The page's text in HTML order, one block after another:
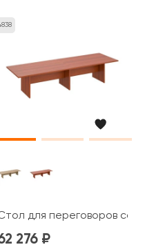
Patriot
для переговоров
276